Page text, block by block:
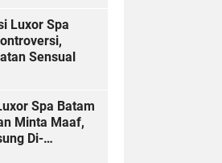
Luxor Spa
Sensual
Spa Batam
Minta Maaf,
Di-